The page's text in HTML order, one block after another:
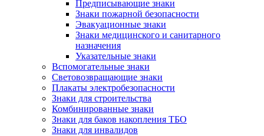
Предписывающие знаки
Знаки пожарной безопасности
Эвакуационные знаки
Знаки медицинского и санитарного
назначения
Указательные знаки
Вспомогательные знаки
Световозвращающие знаки
Плакаты электробезопасности
Знаки для строительства
Комбинированные знаки
Знаки для баков накопления ТБО
Знаки для инвалидов